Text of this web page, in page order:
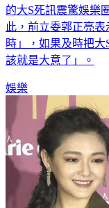
大S徐熙媛流感併發
的大S死訊震驚娛樂
此，前立委郭正亮
時」，如果及時把大